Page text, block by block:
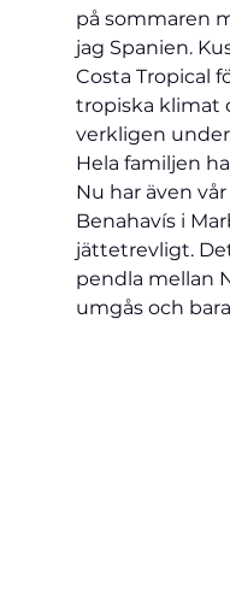
på sommaren
jag Spanien.
Costa Tropical
tropiska klimat
verkligen
Hela familjen
Nu har även
Benahavís i
jättetrevligt.
pendla mellan
umgås och